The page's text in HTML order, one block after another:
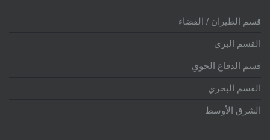
قسم الطيران / الفضاء
القسم البري
قسم الدفاع الجوي
القسم البحري
الشرق الأوسط